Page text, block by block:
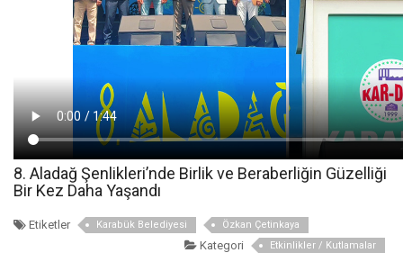
8. Aladağ Şenlikleri’nde Birlik ve Beraberliğin Güzelliği
Bir Kez Daha Yaşandı
Etiketler Karabük Belediyesi Özkan Çetinkaya
Kategori Etkinlikler / Kutlamalar